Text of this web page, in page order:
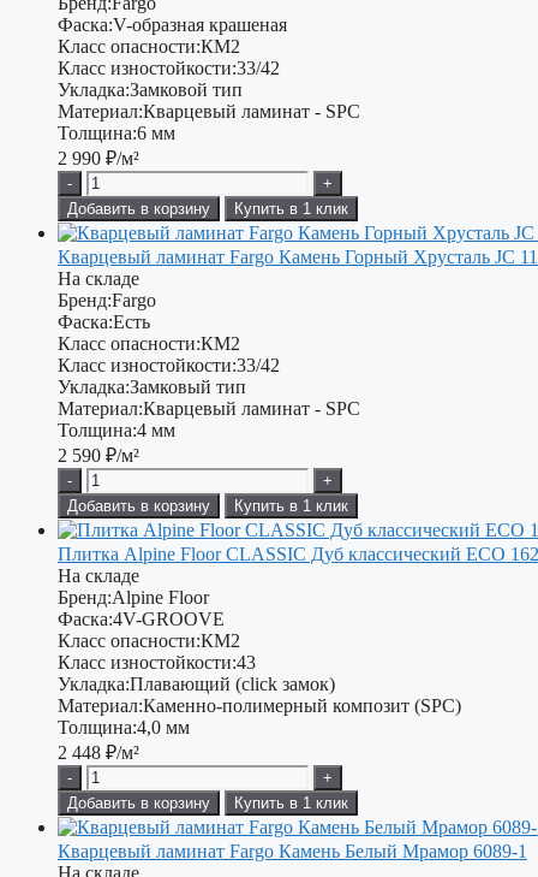
Фаска:V-образная крашеная
Класс опасности:КМ2
Класс изностойкости:33/42
Укладка:Замковой тип
Материал:Кварцевый ламинат - SPC
Толщина:6 мм
2 990 ₽/м²
-
+
Добавить в корзину
Купить в 1 клик
Кварцевый ламинат Fargo Камень Горный Хрусталь JC
На складе
Бренд:Fargo
Фаска:Есть
Класс опасности:КМ2
Класс изностойкости:33/42
Укладка:Замковый тип
Материал:Кварцевый ламинат - SPC
Толщина:4 мм
2 590 ₽/м²
-
+
Добавить в корзину
Купить в 1 клик
Плитка Alpine Floor CLASSIC Дуб классический ЕСО
На складе
Бренд:Alpine Floor
Фаска:4V-GROOVE
Класс опасности:КМ2
Класс изностойкости:43
Укладка:Плавающий (click замок)
Материал:Каменно-полимерный композит (SPC)
Толщина:4,0 мм
2 448 ₽/м²
-
+
Добавить в корзину
Купить в 1 клик
Кварцевый ламинат Fargo Камень Белый Мрамор 6089-1
На складе